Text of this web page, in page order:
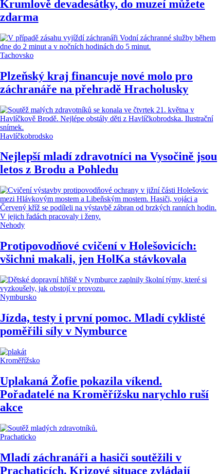
Krumlově devadesátky, do muzeí můžete
zdarma
Tachovsko
Plzeňský kraj financuje nové molo pro
záchranáře na přehradě Hracholusky
Havlíčkobrodsko
Nejlepší mladí zdravotníci na Vysočině jsou
letos z Brodu a Pohledu
Nehody
Protipovodňové cvičení v Holešovicích:
všichni makali, jen HolKa stávkovala
Nymbursko
Jízda, testy i první pomoc. Mladí cyklisté
poměřili síly v Nymburce
Kroměřížsko
Uplakaná Žofie pokazila víkend.
Pořadatelé na Kroměřížsku narychlo ruší
akce
Prachaticko
Mladí záchranáři a hasiči soutěžili v
Prachaticích. Krizové situace zvládají